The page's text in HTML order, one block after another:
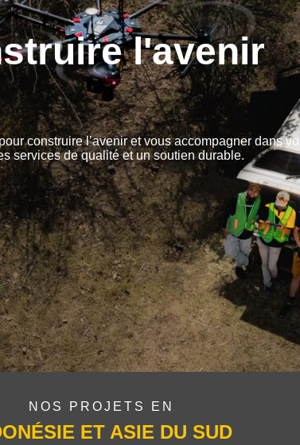
l'avenir
construire l’avenir et vous accompagner dans
services de qualité et un soutien durable.
NOS PROJETS EN
ET ASIE DU SUD